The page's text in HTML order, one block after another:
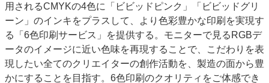
用されるCMYKの4色に「ビビッドピンク」「ビビッドグリ
ーン」のインキをプラスして、より色彩豊かな印刷を実現す
る「6色印刷サービス」を提供する。モニターで見るRGBデ
ータのイメージに近い色味を再現することで、こだわりを表
現したい全てのクリエイターの創作活動を、製造の面から豊
かにすることを目指す。6色印刷のクオリティをご体感でき